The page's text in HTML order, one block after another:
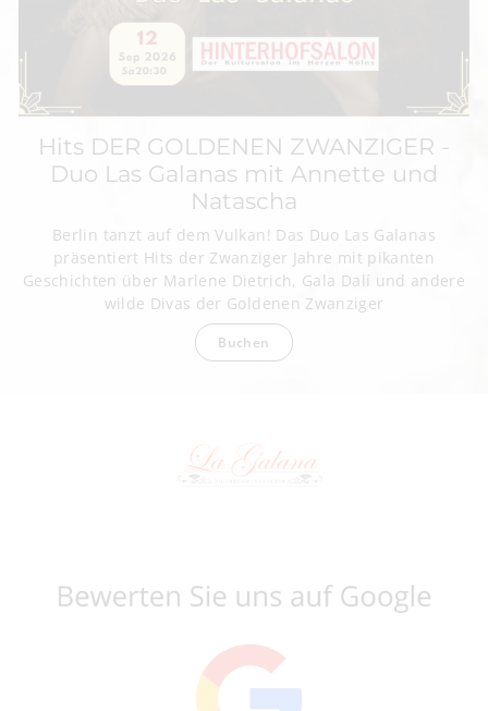
Hits DER GOLDENEN ZWANZIGER -
Duo Las Galanas mit Annette und
Natascha
Berlin tanzt auf dem Vulkan! Das Duo Las Galanas
präsentiert Hits der Zwanziger Jahre mit pikanten
Geschichten über Marlene Dietrich, Gala Dalí und andere
wilde Divas der Goldenen Zwanziger
Buchen